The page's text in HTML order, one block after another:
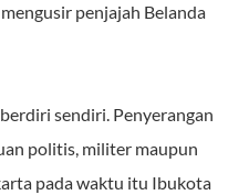
penjajah Belanda
sendiri. Penyerangan
politis, militer maupun
pada waktu itu Ibukota